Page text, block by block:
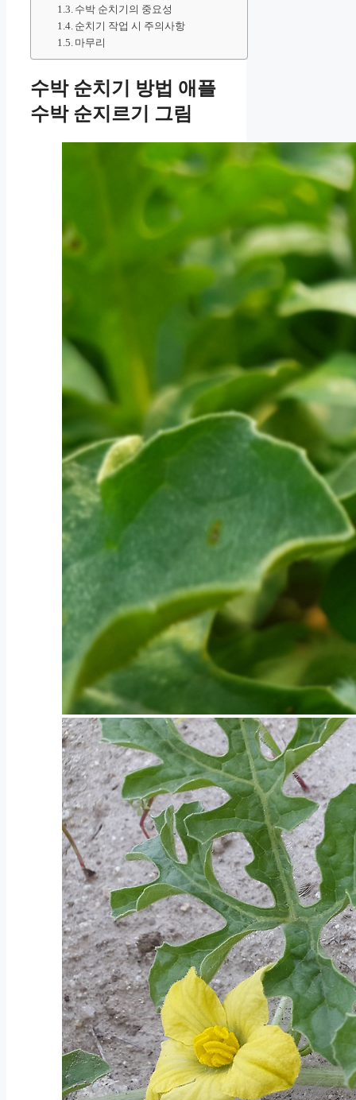
수박 순치기의 중요성
순치기 작업 시 주의사항
마무리
수박 순치기 방법 애플
수박 순지르기 그림